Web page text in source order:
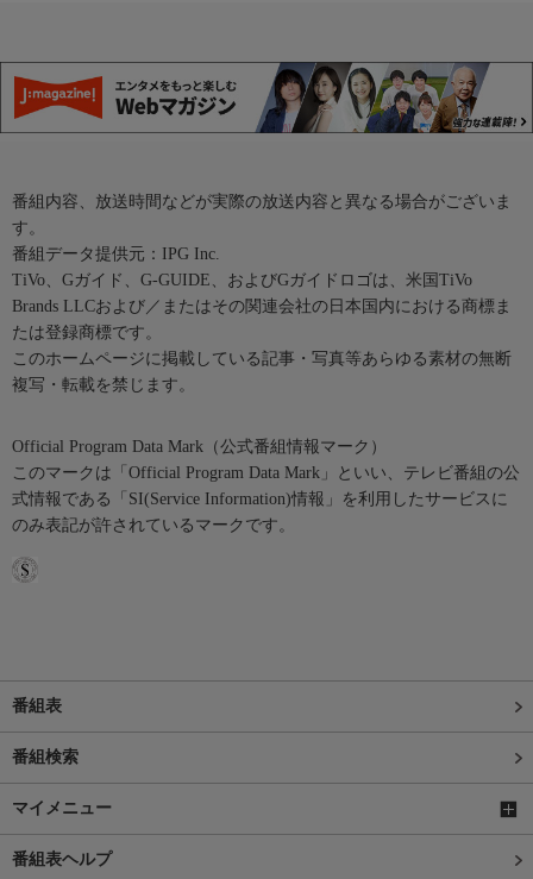
番組内容、放送時間などが実際の放送内容と異なる場合がございま
す。
番組データ提供元：IPG Inc.
TiVo、Gガイド、G-GUIDE、およびGガイドロゴは、米国TiVo
Brands LLCおよび／またはその関連会社の日本国内における商標ま
たは登録商標です。
このホームページに掲載している記事・写真等あらゆる素材の無断
複写・転載を禁じます。
Official Program Data Mark（公式番組情報マーク）
このマークは「Official Program Data Mark」といい、テレビ番組の公
式情報である「SI(Service Information)情報」を利用したサービスに
のみ表記が許されているマークです。
番組表
番組検索
マイメニュー
番組表ヘルプ